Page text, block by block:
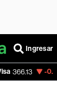
Ingresar
-0.04%